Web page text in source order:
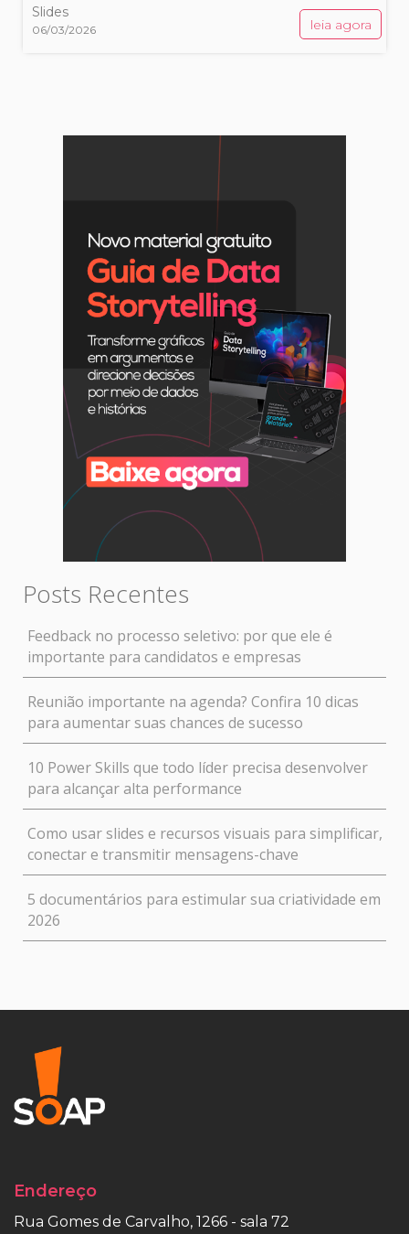
Slides
06/03/2026 leia agora
Posts Recentes
Feedback no processo seletivo: por que ele é
importante para candidatos e empresas
Reunião importante na agenda? Confira 10 dicas
para aumentar suas chances de sucesso
10 Power Skills que todo líder precisa desenvolver
para alcançar alta performance
Como usar slides e recursos visuais para simplificar,
conectar e transmitir mensagens-chave
5 documentários para estimular sua criatividade em
2026
Endereço
Rua Gomes de Carvalho, 1266 - sala 72